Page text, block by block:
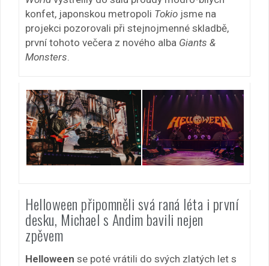
konfet, japonskou metropoli Tokio jsme na
projekci pozorovali při stejnojmenné skladbě,
první tohoto večera z nového alba Giants &
Monsters
Helloween připomněli svá raná léta i první
desku, Michael s Andim bavili nejen
zpěvem
Helloween se poté vrátili do svých zlatých let s